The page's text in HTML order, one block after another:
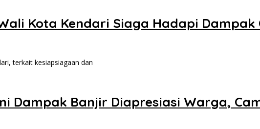
Kota Kendari Siaga Hadapi Dampak
terkait kesiapsiagaan dan
Dampak Banjir Diapresiasi Warga,